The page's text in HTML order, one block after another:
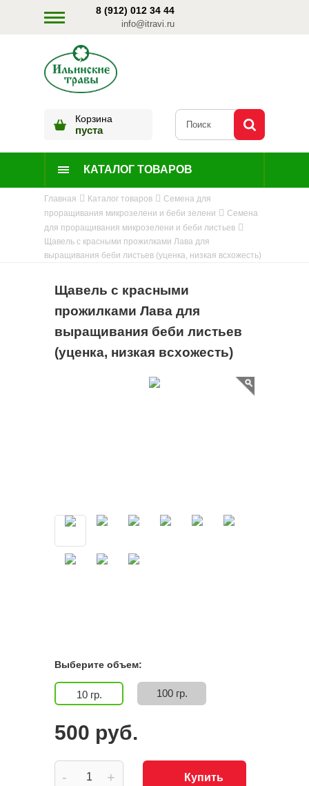
8 (912) 012 34 44
info@itravi.ru
Корзина
пуста
КАТАЛОГ ТОВАРОВ
Главная Каталог товаров
Семена для
проращивания микрозелени и беби зелени
Семена
для проращивания микрозелени и беби листьев
Щавель с красными прожилками Лава для
выращивания беби листьев (уценка, низкая всхожесть)
Щавель с красными
прожилками Лава для
выращивания беби листьев
(уценка, низкая всхожесть)
Выберите объем:
10 гр. 100 гр.
500 руб.
+
- Купить